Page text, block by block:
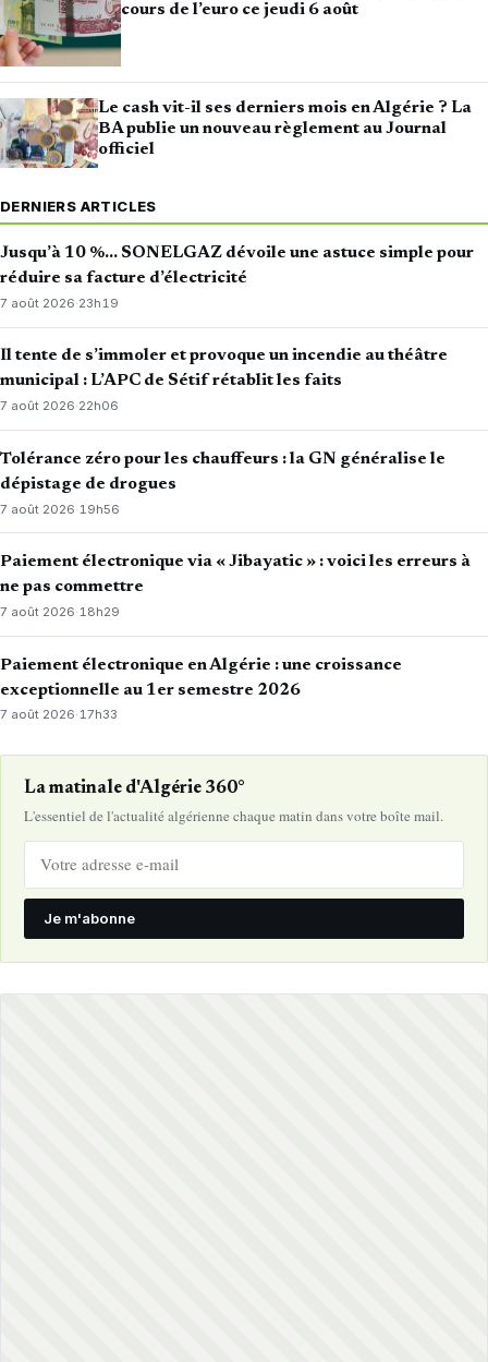
cours de l’euro ce jeudi 6 août
Le cash vit-il ses derniers mois en Algérie ? La
BA publie un nouveau règlement au Journal
officiel
DERNIERS ARTICLES
Jusqu’à 10 %… SONELGAZ dévoile une astuce simple pour
réduire sa facture d’électricité
7 août 2026·23h19
Il tente de s’immoler et provoque un incendie au théâtre
municipal : L’APC de Sétif rétablit les faits
7 août 2026·22h06
Tolérance zéro pour les chauffeurs : la GN généralise le
dépistage de drogues
7 août 2026· 19h56
Paiement électronique via « Jibayatic » : voici les erreurs à
ne pas commettre
7 août 2026·18h29
Paiement électronique en Algérie : une croissance
exceptionnelle au 1er semestre 2026
7 août 2026·17h33
La matinale d'Algérie 360°
L'essentiel de l'actualité algérienne chaque matin dans votre boîte mail.
Je m'abonne